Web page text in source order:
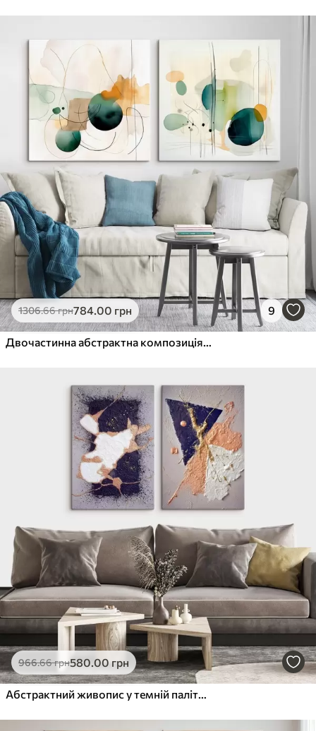
Від290.00
✓Яскраві, насичені кольори
Стійкість до вицвітання
✓ Безпечне чорнило без запаху
✗ Поверхня з текстурою полотна
Екологічний матеріал
Преміум
363.00
✓ Яскраві, насичені кольори
✓Стійкість до вицвітання
✓Безпечне чорнило без запаху
✓Поверхня з текстурою полотна
✗Екологічний матеріал
Еко-Преміум
.00 грн
✓Яскраві, насичені кольори
Поверхня з текстурою полотна
Екологічний матеріал
1306.66грн784.00 грн 9
Двочастинна абстрактна композиція з м'якими кольоровими плямами
966.66грн580.00 грн
Абстрактний живопис у темній палітрі з яскравими жовтими акцентами